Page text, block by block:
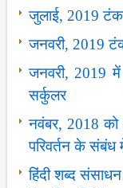
जुलाई, 2019
जनवरी, 2019
जनवरी, 2019 में
सर्कुलर
नवंबर, 2018 को
परिवर्तन के संबंध
हिंदी शब्द